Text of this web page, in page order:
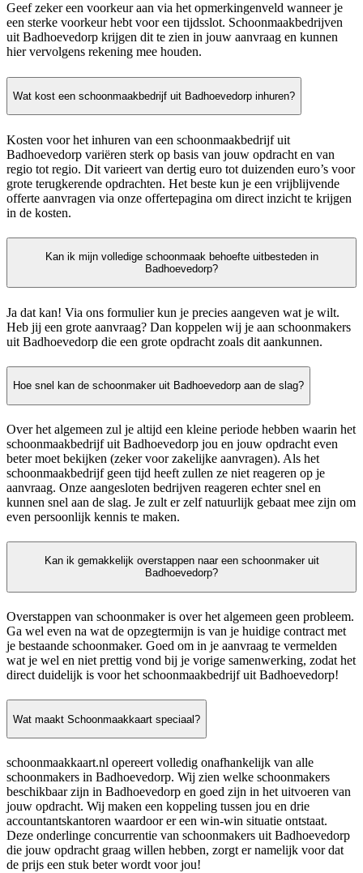
Geef zeker een voorkeur aan via het opmerkingenveld wanneer je
een sterke voorkeur hebt voor een tijdsslot. Schoonmaakbedrijven
uit Badhoevedorp krijgen dit te zien in jouw aanvraag en kunnen
hier vervolgens rekening mee houden.
Wat kost een schoonmaakbedrijf uit Badhoevedorp inhuren?
Kosten voor het inhuren van een schoonmaakbedrijf uit
Badhoevedorp variëren sterk op basis van jouw opdracht en van
regio tot regio. Dit varieert van dertig euro tot duizenden euro’s voor
grote terugkerende opdrachten. Het beste kun je een vrijblijvende
offerte aanvragen via onze offertepagina om direct inzicht te krijgen
in de kosten.
Kan ik mijn volledige schoonmaak behoefte uitbesteden in
Badhoevedorp?
Ja dat kan! Via ons formulier kun je precies aangeven wat je wilt.
Heb jij een grote aanvraag? Dan koppelen wij je aan schoonmakers
uit Badhoevedorp die een grote opdracht zoals dit aankunnen.
Hoe snel kan de schoonmaker uit Badhoevedorp aan de slag?
Over het algemeen zul je altijd een kleine periode hebben waarin het
schoonmaakbedrijf uit Badhoevedorp jou en jouw opdracht even
beter moet bekijken (zeker voor zakelijke aanvragen). Als het
schoonmaakbedrijf geen tijd heeft zullen ze niet reageren op je
aanvraag. Onze aangesloten bedrijven reageren echter snel en
kunnen snel aan de slag. Je zult er zelf natuurlijk gebaat mee zijn om
even persoonlijk kennis te maken.
Kan ik gemakkelijk overstappen naar een schoonmaker uit
Badhoevedorp?
Overstappen van schoonmaker is over het algemeen geen probleem.
Ga wel even na wat de opzegtermijn is van je huidige contract met
je bestaande schoonmaker. Goed om in je aanvraag te vermelden
wat je wel en niet prettig vond bij je vorige samenwerking, zodat het
direct duidelijk is voor het schoonmaakbedrijf uit Badhoevedorp!
Wat maakt Schoonmaakkaart speciaal?
schoonmaakkaart.nl opereert volledig onafhankelijk van alle
schoonmakers in Badhoevedorp. Wij zien welke schoonmakers
beschikbaar zijn in Badhoevedorp en goed zijn in het uitvoeren van
jouw opdracht. Wij maken een koppeling tussen jou en drie
accountantskantoren waardoor er een win-win situatie ontstaat.
Deze onderlinge concurrentie van schoonmakers uit Badhoevedorp
die jouw opdracht graag willen hebben, zorgt er namelijk voor dat
de prijs een stuk beter wordt voor jou!